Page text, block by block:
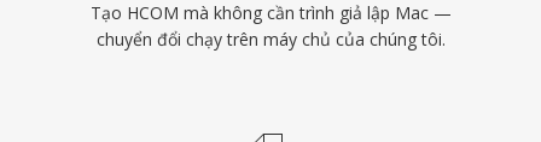
Tạo HCOM mà không cần trình giả lập Mac —
chuyển đổi chạy trên máy chủ của chúng tôi.